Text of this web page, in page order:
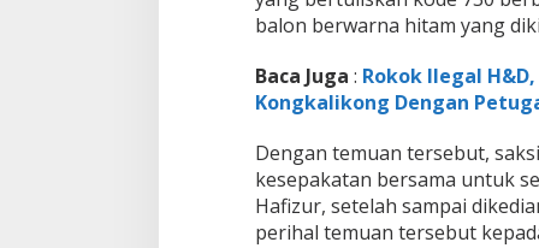
balon berwarna hitam yang
Baca Juga : Rokok Ilegal
Kongkalikong Dengan
Dengan temuan tersebut,
kesepakatan bersama untuk
Hafizur, setelah sampai
perihal temuan tersebut